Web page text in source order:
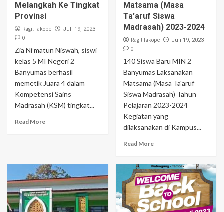
Melangkah Ke Tingkat
Provinsi
Ragil Takope Juli 19, 2023
0
Zia Ni’matun Niswah, siswi
kelas 5 MI Negeri 2
Banyumas berhasil
memetik Juara 4 dalam
Kompetensi Sains
Madrasah (KSM) tingkat...
Read More
Matsama (Masa
Ta’aruf Siswa
Madrasah) 2023-2024
Ragil Takope Juli 19, 2023
0
140 Siswa Baru MIN 2
Banyumas Laksanakan
Matsama (Masa Ta'aruf
Siswa Madrasah) Tahun
Pelajaran 2023-2024
Kegiatan yang
dilaksanakan di Kampus...
Read More